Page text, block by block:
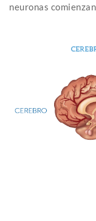
neuronas